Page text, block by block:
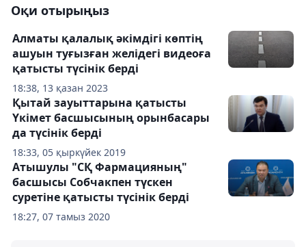
Оқи отырыңыз
18:38, 13 қазан 2023
Алматы қалалық әкімдігі көптің
ашуын туғызған желідегі видеоға
қатысты түсінік берді
18:33, 05 қыркүйек 2019
Қытай зауыттарына қатысты
Үкімет басшысының орынбасары
да түсінік берді
18:27, 07 тамыз 2020
Атышулы "СҚ Фармацияның"
басшысы Собчакпен түскен
суретіне қатысты түсінік берді